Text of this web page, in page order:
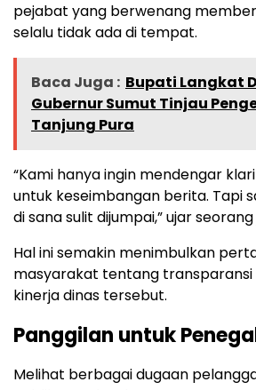
pejabat yang berwenang
selalu tidak ada di tempat.
Baca Juga : Bupati Langkat
Gubernur Sumut Tinjau
Tanjung Pura
“Kami hanya ingin mendengar
untuk keseimbangan berita. Tapi
di sana sulit dijumpai,” ujar
Hal ini semakin menimbulkan
masyarakat tentang
kinerja dinas tersebut.
Panggilan untuk
Melihat berbagai dugaan